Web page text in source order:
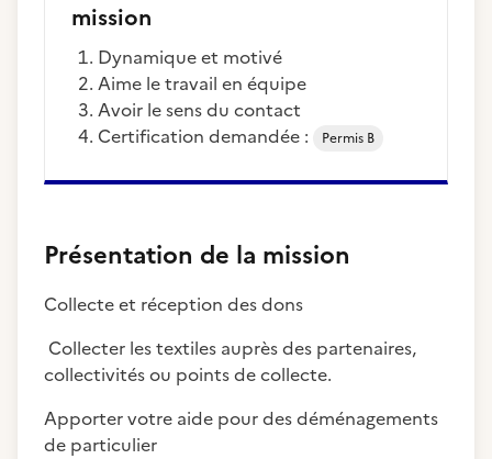
mission
dynamique et motivé
aime le travail en équipe
Avoir le sens du contact
Certification demandée :
Permis B
Présentation de la mission
Collecte et réception des dons
Collecter les textiles auprès des partenaires,
collectivités ou points de collecte.
Apporter votre aide pour des déménagements
de particulier